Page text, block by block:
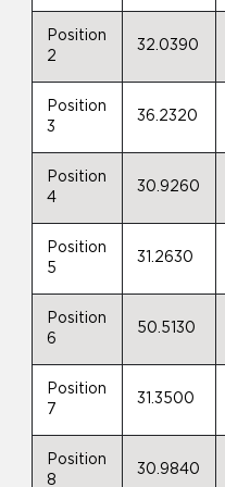
Position
2
32.0390
Position
3
36.2320
Position
4
30.9260
Position
5
31.2630
Position
6
50.5130
Position
7
31.3500
Position
8
30.9840